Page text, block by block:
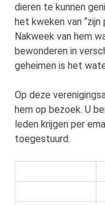
dieren te kunnen
het kweken van
Nakweek van hem
bewonderen in
geheimen is het
Op deze
hem op bezoek. U
leden krijgen per
toegestuurd.